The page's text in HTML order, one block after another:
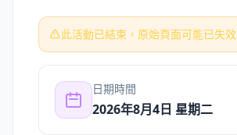
此活動已結束，原始頁面可能已失效
日期時間
2026年8月4日 星期二